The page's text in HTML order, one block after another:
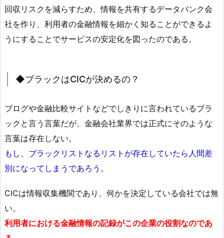
回収リスクを減らすため、情報を共有するデータバンク会
社を作り、利用者の金融情報を細かく知ることができるよ
うにすることでサービスの安定化を図ったのである。
◆ブラックはCICが決めるの？
ブログや金融比較サイトなどでしきりに言われているブラ
ックと言う言葉だが、金融会社業界では正式にそのような
言葉は存在しない。
もし、ブラックリストなるリストが存在していたら人間差
別になってしまうであろう。
CICは情報収集機関であり、何かを決定している会社では無
い。
利用者における金融情報の記録がこの企業の役割なのであ